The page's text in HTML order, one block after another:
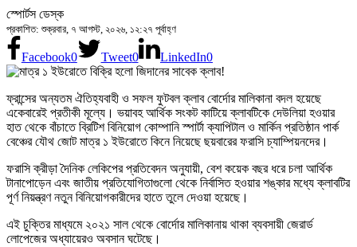
স্পোর্টস ডেস্ক
প্রকাশিত: শুক্রবার, ৭ আগস্ট, ২০২৬, ১২:২৭ পূর্বাহ্ণ
Facebook0 Tweet0 LinkedIn0
ফ্রান্সের অন্যতম ঐতিহ্যবাহী ও সফল ফুটবল ক্লাব বোর্দোর মালিকানা বদল হয়েছে
একেবারেই প্রতীকী মূল্যে। ভয়াবহ আর্থিক সংকট কাটিয়ে ক্লাবটিকে দেউলিয়া হওয়ার
হাত থেকে বাঁচাতে ব্রিটিশ বিনিয়োগ কোম্পানি স্পার্টা ক্যাপিটাল ও মার্কিন প্রতিষ্ঠান পার্ক
বেঞ্চের যৌথ জোট মাত্র ১ ইউরোতে কিনে নিয়েছে ছয়বারের ফরাসি চ্যাম্পিয়নদের।
ফরাসি ক্রীড়া দৈনিক লেকিপের প্রতিবেদন অনুযায়ী, বেশ কয়েক বছর ধরে চলা আর্থিক
টানাপোড়েন এবং জাতীয় প্রতিযোগিতাগুলো থেকে নির্বাসিত হওয়ার শঙ্কার মধ্যে ক্লাবটির
পূর্ণ নিয়ন্ত্রণ নতুন বিনিয়োগকারীদের হাতে তুলে দেওয়া হয়েছে।
এই চুক্তির মাধ্যমে ২০২১ সাল থেকে বোর্দোর মালিকানায় থাকা ব্যবসায়ী জেরার্ড
লোপেজের অধ্যায়েরও অবসান ঘটেছে।